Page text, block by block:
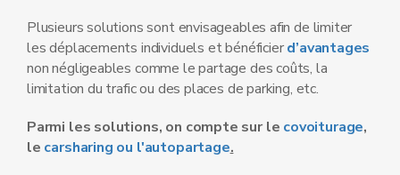
Plusieurs solutions sont envisageables afin de limiter
les déplacements individuels et bénéficierd’avantages
non négligeables comme le partage des coûts, la
limitation du trafic ou des places de parking, etc.
Parmi les solutions, on compte sur le covoiturage,
le carsharing ou l'autopartage.